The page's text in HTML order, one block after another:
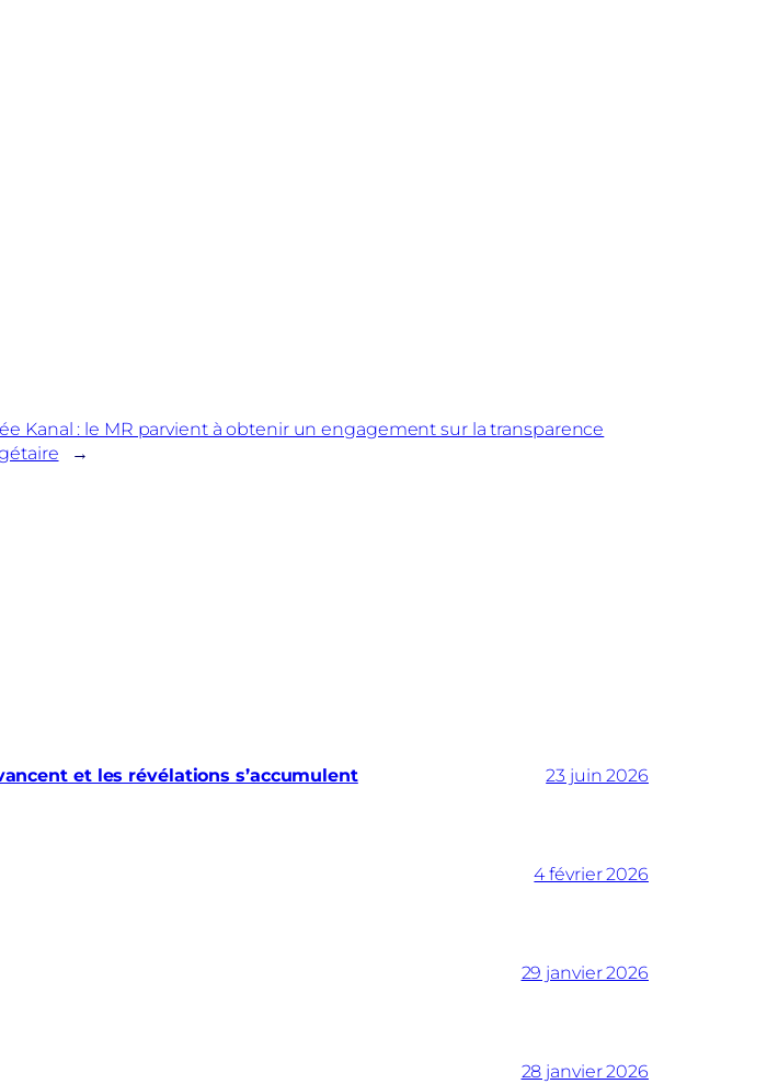
Kanal : le MR parvient à obtenir un engagement sur la transparence
→
et les révélations s’accumulent 23 juin 2026
4 février 2026
29 janvier 2026
28 janvier 2026